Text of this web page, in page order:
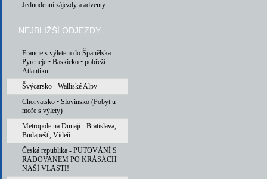
Jednodenní zájezdy a adventy
NEJBLIŽŠÍ ODJEZDY
Francie s výletem do Španělska -
Pyreneje • Baskicko • pobřeží
Atlantiku
Švýcarsko - Walliské Alpy
Chorvatsko • Slovinsko (Pobyt u
moře s výlety)
Metropole na Dunaji - Bratislava,
Budapešť, Vídeň
Česká republika - PUTOVÁNÍ S
RADOVANEM PO KRÁSÁCH
NAŠÍ VLASTI!